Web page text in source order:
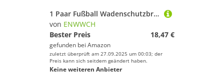
1 Paar Fußball Wadenschutzbrett Legging Schienbeinschoner Kinder Sport Fuß Beinschützer Erwachsene Für Fußballspieler(Purple,S)
von ENWWCH
Bester Preis
18,47 €
gefunden bei Amazon
zuletzt überprüft am 27.09.2025 um 00:03; der
Preis kann sich seitdem geändert haben.
Keine weiteren Anbieter